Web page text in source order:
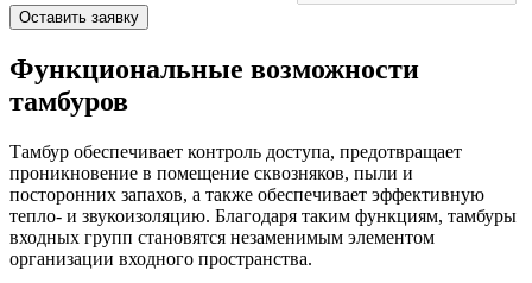
Оставить заявку
Функциональные возможности
тамбуров
Тамбур обеспечивает контроль доступа, предотвращает
проникновение в помещение сквозняков, пыли и
посторонних запахов, а также обеспечивает эффективную
тепло- и звукоизоляцию. Благодаря таким функциям, тамбуры
входных групп становятся незаменимым элементом
организации входного пространства.